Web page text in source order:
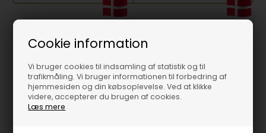
Cookie information
Vi bruger cookies til indsamling af statistik og til
trafikmåling. Vi bruger informationen til forbedring af
hjemmesiden og din købsoplevelse. Ved at klikke
videre, accepterer du brugen af cookies.
Læs mere
19%